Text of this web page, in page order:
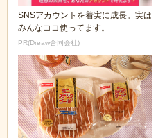
SNSアカウントを着実に成長。実は
みんなココ使ってます。
PR(Dreaw合同会社)